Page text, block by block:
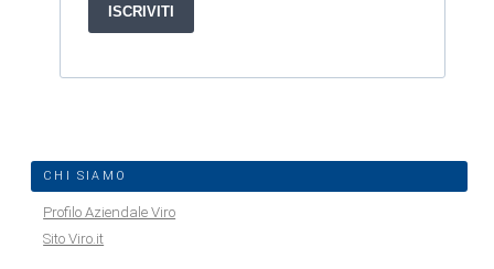
CHI SIAMO
Profilo Aziendale Viro
Sito Viro.it